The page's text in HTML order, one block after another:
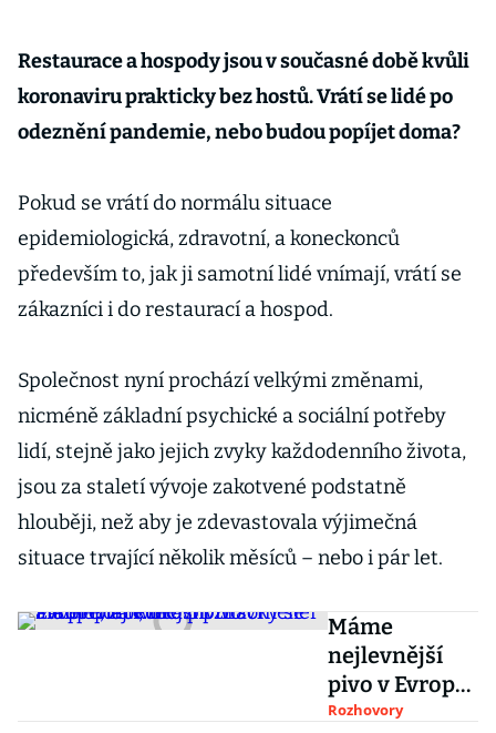
Restaurace a hospody jsou v současné době kvůli
koronaviru prakticky bez hostů. Vrátí se lidé po
odeznění pandemie, nebo budou popíjet doma?
Pokud se vrátí do normálu situace
epidemiologická, zdravotní, a koneckonců
především to, jak ji samotní lidé vnímají, vrátí se
zákazníci i do restaurací a hospod.
Společnost nyní prochází velkými změnami,
nicméně základní psychické a sociální potřeby
lidí, stejně jako jejich zvyky každodenního života,
jsou za staletí vývoje zakotvené podstatně
hlouběji, než aby je zdevastovala výjimečná
situace trvající několik měsíců – nebo i pár let.
Máme
nejlevnější
pivo v Evropě,
za kultovní
Rozhovory